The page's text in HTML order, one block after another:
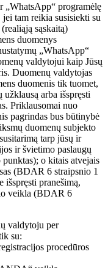
„WhatsApp“ programėlę
tam reikia susisiekti su
sąskaitą)
duomenys
„WhatsApp“
valdytojui kaip Jūsų
Duomenų valdytojas
duomenis tik tuomet,
arba išspręsti
Priklausomai nuo
pagrindas bus būtinybė
duomenų subjekto
tarp jūsų ir
ir švietimo paslaugų
o kitais atvejais
(BDAR 6 straipsnio 1
išspręsti pranešimą,
veikla (BDAR 6
valdytoju per
su:
procedūros